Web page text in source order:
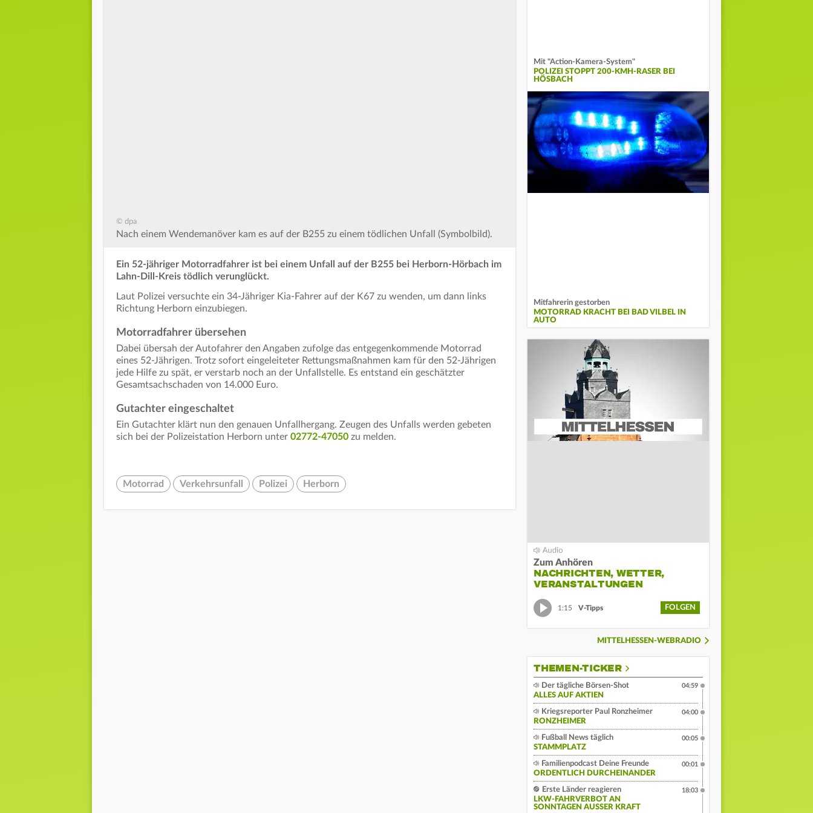
© dpa
Nach einem Wendemanöver kam es auf der B255 zu einem tödlichen Unfall (Symbolbild).
Ein 52-jähriger Motorradfahrer ist bei einem Unfall auf der B255 bei Herborn-Hörbach im
Lahn-Dill-Kreis tödlich verunglückt.
Laut Polizei versuchte ein 34-Jähriger Kia-Fahrer auf der K67 zu wenden, um dann links
Richtung Herborn einzubiegen.
Motorradfahrer übersehen
Dabei übersah der Autofahrer den Angaben zufolge das entgegenkommende Motorrad
eines 52-Jährigen. Trotz sofort eingeleiteter Rettungsmaßnahmen kam für den 52-Jährigen
jede Hilfe zu spät, er verstarb noch an der Unfallstelle. Es entstand ein geschätzter
Gesamtsachschaden von 14.000 Euro.
Gutachter eingeschaltet
Ein Gutachter klärt nun den genauen Unfallhergang. Zeugen des Unfalls werden gebeten
sich bei der Polizeistation Herborn unter 02772-47050 zu melden.
Motorrad Verkehrsunfall Polizei Herborn
Mit "Action-Kamera-System"
POLIZEI STOPPT 200-KMH-RASER BEI
HÖSBACH
Mitfahrerin gestorben
MOTORRAD KRACHT BEI BAD VILBEL IN
AUTO
Zum Anhören
NACHRICHTEN, WETTER,
VERANSTALTUNGEN
1:15 V-Tipps FOLGEN
MITTELHESSEN-WEBRADIO
THEMEN-TICKER
Der tägliche Börsen-Shot
ALLES AUF AKTIEN
04:59
Kriegsreporter Paul Ronzheimer
RONZHEIMER
04:00
Fußball News täglich
STAMMPLATZ
00:05
Familienpodcast Deine Freunde
ORDENTLICH DURCHEINANDER
00:01
Erste Länder reagieren
LKW-FAHRVERBOT AN
SONNTAGEN AUSSER KRAFT
18:03